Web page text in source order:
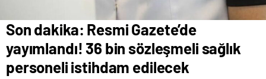
Son dakika: Resmi Gazete’de
yayımlandı! 36 bin sözleşmeli sağlık
personeli istihdam edilecek